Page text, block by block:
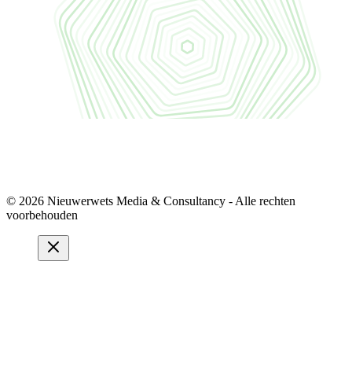
© 2026 Nieuwerwets Media & Consultancy - Alle rechten
voorbehouden